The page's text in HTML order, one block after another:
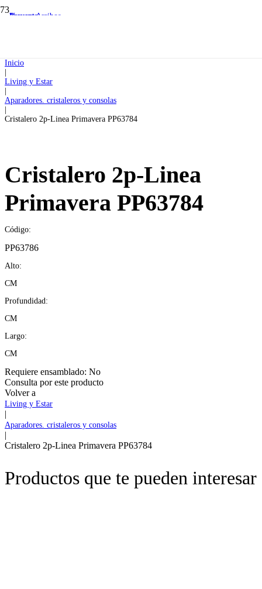
Inicio
Living y Estar
Aparadores. cristaleros y consolas
Cristalero 2p-Linea Primavera PP63784
Cristalero 2p-Linea
Primavera PP63784
Código:
PP63786
Alto:
CM
Profundidad:
CM
Largo:
CM
Requiere ensamblado: No
Consulta por este producto
Volver a
Living y Estar
|
Aparadores. cristaleros y consolas
|
Cristalero 2p-Linea Primavera PP63784
Productos que te pueden interesar
Preventa
Preventa
Nuevos Arribos